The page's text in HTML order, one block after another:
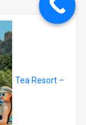
Tea Resort –